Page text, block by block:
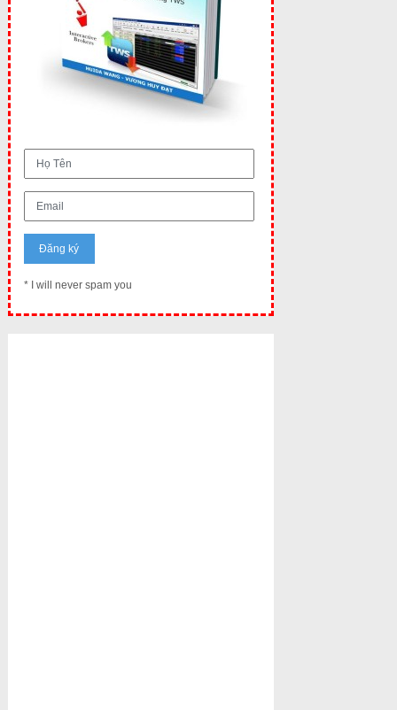
* I will never spam you